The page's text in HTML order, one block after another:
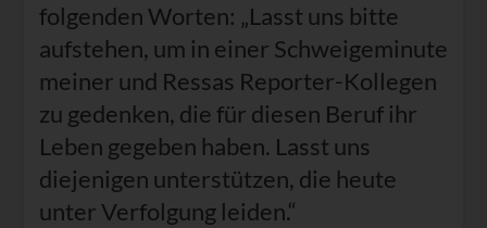
folgenden Worten: „Lasst uns bitte
aufstehen, um in einer Schweigeminute
meiner und Ressas Reporter-Kollegen
zu gedenken, die für diesen Beruf ihr
Leben gegeben haben. Lasst uns
diejenigen unterstützen, die heute
unter Verfolgung leiden.“